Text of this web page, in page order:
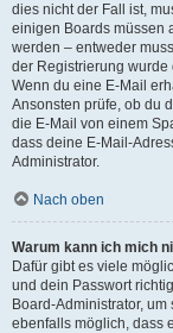
dies nicht der Fall ist,
einigen Boards müssen
werden – entweder
der Registrierung wurde
Wenn du eine E-Mail
Ansonsten prüfe, ob du
die E-Mail von einem
dass deine E-Mail-
Administrator.
Nach oben
Warum kann ich mich
Dafür gibt es viele
und dein Passwort
Board-Administrator,
ebenfalls möglich, dass